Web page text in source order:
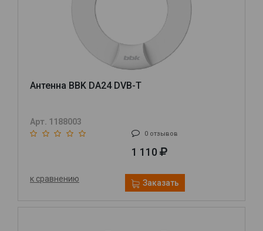
Антенна BBK DA24 DVB-T
Арт. 1188003
0 отзывов
1 110
к сравнению Заказать